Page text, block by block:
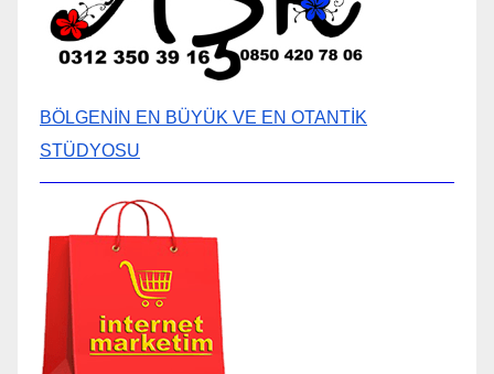
BÖLGENİN EN BÜYÜK VE EN OTANTİK
STÜDYOSU